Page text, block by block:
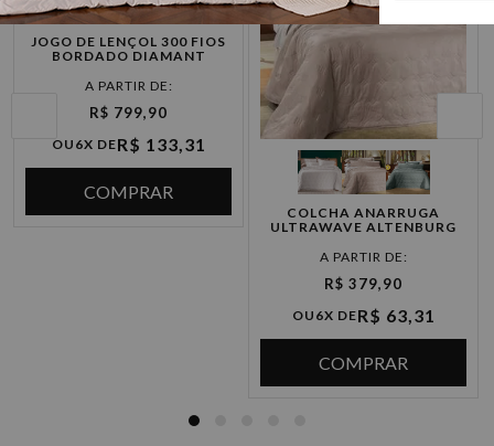
JOGO DE LENÇOL 300 FIOS
BORDADO DIAMANT
R$ 799,90
OU 6X DER$ 133,31
COMPRAR
COLCHA ANARRUGA
ULTRAWAVE ALTENBURG
R$ 379,90
OU 6X DER$ 63,31
COMPRAR